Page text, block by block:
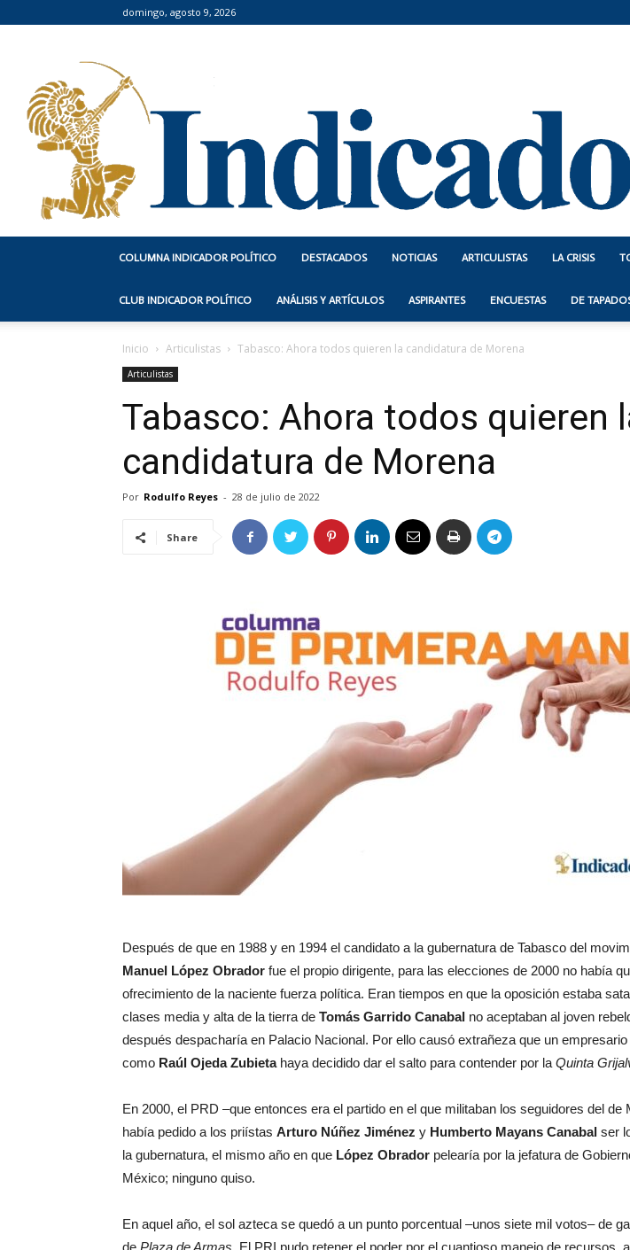
domingo, agosto 9, 2026
COLUMNA INDICADOR POLÍTICO DESTACADOS NOTICIAS ARTICULISTAS LA CRISIS
CLUB INDICADOR POLÍTICO ANÁLISIS Y ARTÍCULOS ASPIRANTES ENCUESTAS DE
Inicio Articulistas Tabasco: Ahora todos quieren la candidatura de Morena
Articulistas
Tabasco: Ahora todos quieren
candidatura de Morena
Por Rodulfo Reyes - 28 de julio de 2022
Share
Después de que en 1988 y en 1994 el candidato a la gubernatura de Tabasco del
Manuel López Obrador fue el propio dirigente, para las elecciones de 2000 no había
ofrecimiento de la naciente fuerza política. Eran tiempos en que la oposición estaba
clases media y alta de la tierra de Tomás Garrido Canabal no aceptaban al joven
después despacharía en Palacio Nacional. Por ello causó extrañeza que un
como Raúl Ojeda Zubietahaya decidido dar el salto para contender por la Quinta
En 2000, el PRD –que entonces era el partido en el que militaban los seguidores del de
había pedido a los priístas Arturo Núñez Jiménez y Humberto Mayans Canabal ser
la gubernatura, el mismo año en que López Obrador pelearía por la jefatura de
México; ninguno quiso.
En aquel año, el sol azteca se quedó a un punto porcentual –unos siete mil votos– de